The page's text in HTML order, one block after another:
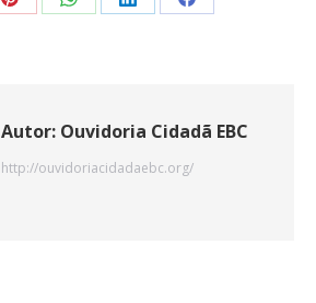
Share Share Share Share
Autor: Ouvidoria Cidadã EBC
http://ouvidoriacidadaebc.org/